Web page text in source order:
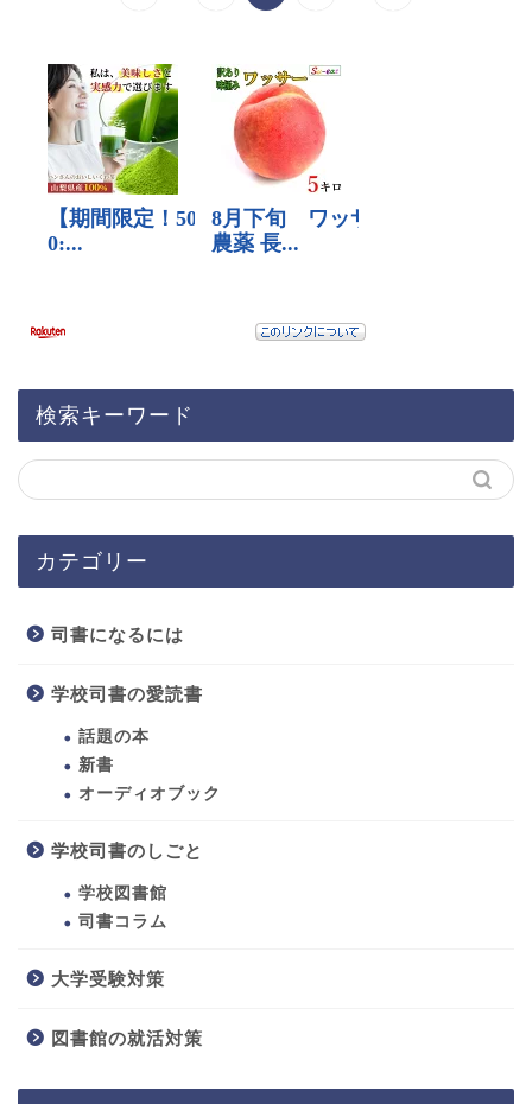
検索キーワード
カテゴリー
司書になるには
学校司書の愛読書
話題の本
新書
オーディオブック
学校司書のしごと
学校図書館
司書コラム
大学受験対策
図書館の就活対策